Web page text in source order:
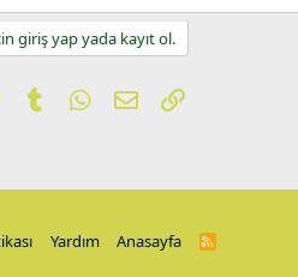
giriş yap yada kayıt ol.
PinterestTumblrWhatsApp
E-postaLink
Yardım Anasayfa
R